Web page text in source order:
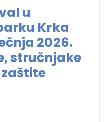
u
Krka
2026.
stručnjake